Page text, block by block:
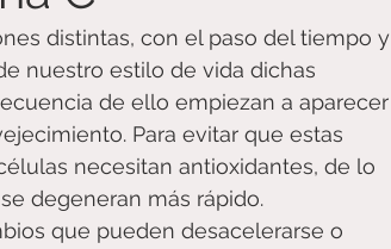
de medidas bajar de peso
distintas, con el paso del tiempo y
nuestro estilo de vida dichas
de ello empiezan a aparecer
Para evitar que estas
necesitan antioxidantes, de lo
degeneran más rápido.
que pueden desacelerarse o